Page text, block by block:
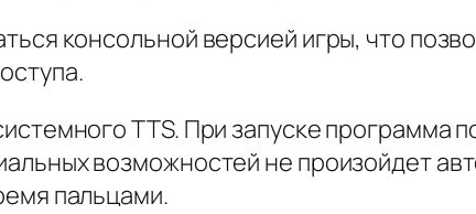
консольной версией игры, что
TTS. При запуске программа
возможностей не произойдет
пальцами.